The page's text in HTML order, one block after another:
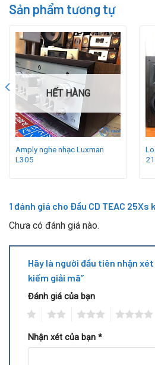
Sản phẩm tương tự
HẾT HÀNG
Amply nghe nhạc Luxman
L305
1 đánh giá cho Đầu CD TEAC 25Xs
Chưa có đánh giá nào.
Hãy là người đầu tiên nhận xét
kiếm giải mã”
Đánh giá của bạn
Nhận xét của bạn *